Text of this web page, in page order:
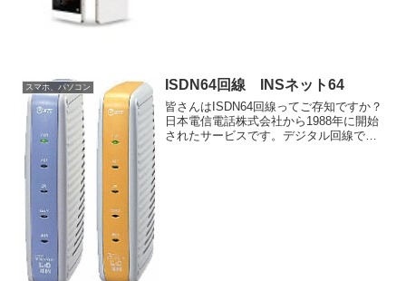
スマホ、パソコン ISDN64回線 INSネット64
皆さんはISDN64回線ってご存知ですか？
日本電信電話株式会社から1988年に開始
されたサービスです。デジタル回線で高